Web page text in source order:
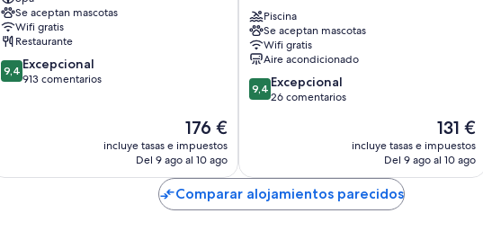
Televisiones de pantalla plana con canales por cable
Reciclaje, hervidores eléctricos y calefacción
Centro
de
la
ciudad
de
Se aceptan mascotas
Wifi gratis
Restaurante
9.4
sobre
9,4 Excepcional
913 comentarios
El
precio
actual
de
176 €
176 €
incluye tasas e impuestos
Del 9 ago al 10 ago
Reims
Cathédrale
Centro
de
la
ciudad
Piscina
Se aceptan mascotas
Wifi gratis
Aire acondicionado
9.4
sobre
9,4 Excepcional
26 comentarios
El
precio
actual
131 €
incluye tasas e impuestos
Del 9 ago al 10 ago
Comparar alojamientos parecidos